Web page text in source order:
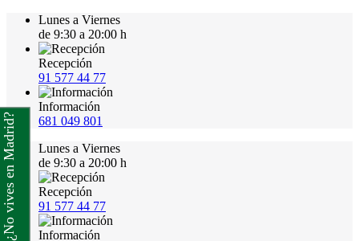
Lunes a Viernes
de 9:30 a 20:00 h
Recepción
91 577 44 77
Información
681 049 801
Lunes a Viernes
de 9:30 a 20:00 h
Recepción
91 577 44 77
Información
¿No vives en Madrid?